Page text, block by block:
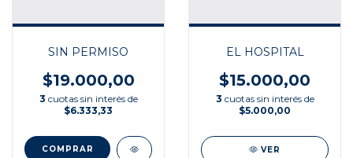
SIN PERMISO
$19.000,00
3 cuotas sin interés de
$6.333,33
EL HOSPITAL
$15.000,00
3 cuotas sin interés de
$5.000,00
VER